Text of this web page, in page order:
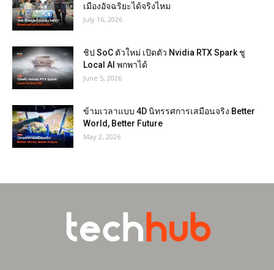
เมืองอัจฉริยะได้จริงไหม
July 16, 2026
ชิป SoC ตัวใหม่ เปิดตัว Nvidia RTX Spark ชู
Local AI พกพาได้
June 5, 2026
ข้ามเวลาแบบ 4D นิทรรศการเสมือนจริง Better
World, Better Future
May 2, 2026